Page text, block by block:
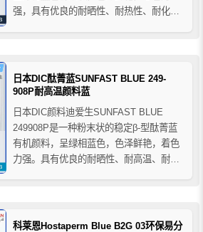
强，具有优良的耐晒性、耐热性、耐化学
料，工业涂料、粉末涂料、包装油墨和
商...
日本DIC酞菁蓝SUNFAST BLUE 249-
908P耐高温颜料蓝
日本DIC颜料迪爱生SUNFAST BLUE
249908P是一种粉末状的稳定β-型酞菁蓝
有机颜料，呈绿相蓝色，色泽鲜艳，着色
力强。具有优良的耐晒性、耐高温、耐化
对分散性有较高要求的应用领域很适用。
科莱恩Hostaperm Blue B2G 03环保易分